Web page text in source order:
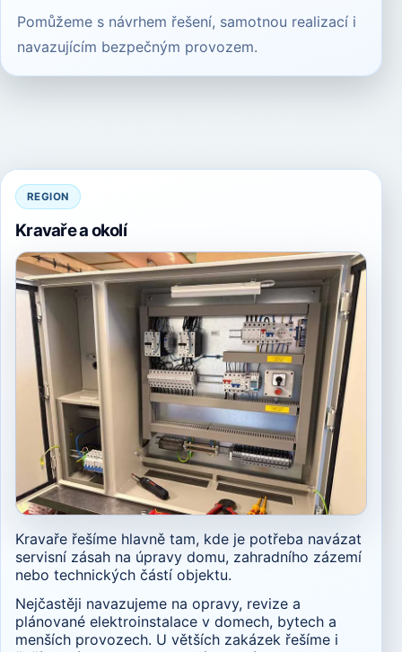
Pomůžeme s návrhem řešení, samotnou realizací i
navazujícím bezpečným provozem.
REGION
Kravaře a okolí
Kravaře řešíme hlavně tam, kde je potřeba navázat
servisní zásah na úpravy domu, zahradního zázemí
nebo technických částí objektu.
Nejčastěji navazujeme na opravy, revize a
plánované elektroinstalace v domech, bytech a
menších provozech. U větších zakázek řešíme i